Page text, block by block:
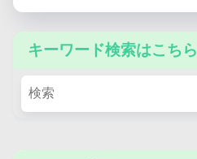
キーワード検索はこちら